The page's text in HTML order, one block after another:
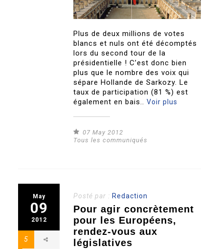
Plus de deux millions de votes
blancs et nuls ont été décomptés
lors du second tour de la
présidentielle ! C’est donc bien
plus que le nombre des voix qui
sépare Hollande de Sarkozy. Le
taux de participation (81 %) est
également en bais..Voir plus
07 May 2012
Tous les communiqués
May
09
2012
5
Posté par : Redaction
Pour agir concrètement
pour les Européens,
rendez-vous aux
législatives